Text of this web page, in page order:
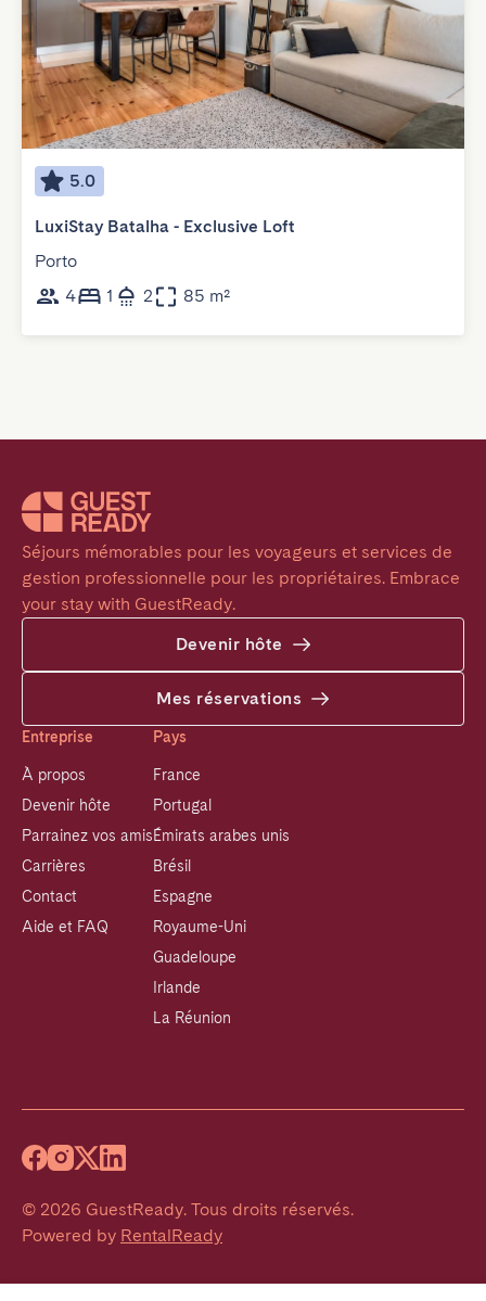
5.0
LuxiStay Batalha - Exclusive Loft
Porto
4
1 2 85 m²
Séjours mémorables pour les voyageurs et services de
gestion professionnelle pour les propriétaires. Embrace
your stay with GuestReady.
Devenir hôte
Mes réservations
Entreprise
À propos
Devenir hôte
Parrainez vos amis
Carrières
Contact
Aide et FAQ
Pays
France
Portugal
Émirats arabes unis
Brésil
Espagne
Royaume-Uni
Guadeloupe
Irlande
La Réunion
© 2026 GuestReady. Tous droits réservés.
Powered by RentalReady